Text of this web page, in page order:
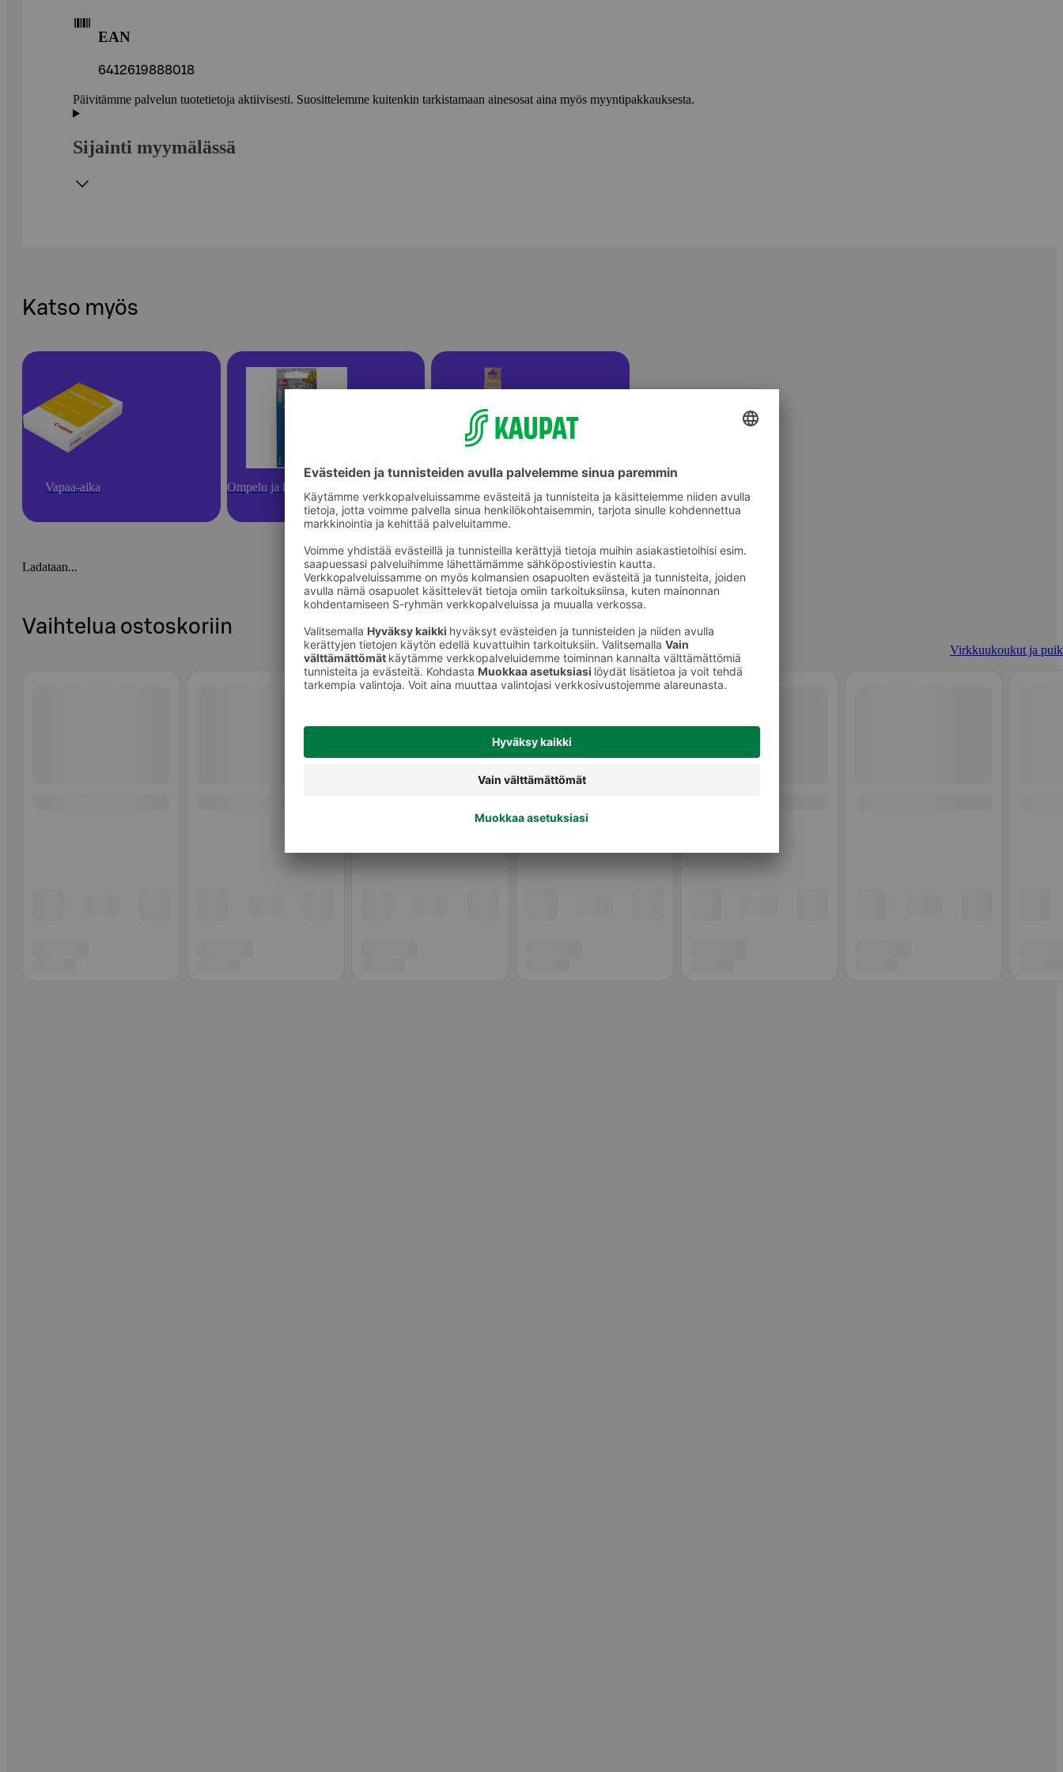
EAN
6412619888018
Päivitämme palvelun tuotetietoja aktiivisesti. Suosittelemme kuitenkin tarkistamaan ainesosat aina myös myyntipakkauksesta.
Sijainti myymälässä
Katso myös
Vapaa-aika Ompelu ja käsityötarvikkeet
Ladataan...
Vaihtelua ostoskoriin
Virkkuukoukut ja